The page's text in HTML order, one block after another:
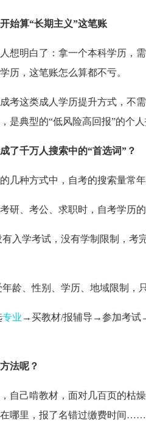
始算“长期主义”这笔账
想明白了：拿一个本科学历，
历，这笔账怎么算都不亏。
考这类成人学历提升方式，不
是典型的“低风险高回报”的个人
了千万人搜索中的“首选词”？
几种方式中，自考的搜索量常
研、考公、求职时，自考学历
有入学考试，没有学制限制，考
年龄、性别、学历、地域限制，
专业 →买教材/报辅导→参加考试
法呢？
自己啃教材，面对几百页的枯
哪里，报了名错过缴费时间……